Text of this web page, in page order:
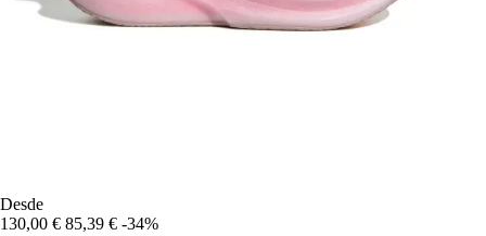
Desde
130,00 € 85,39 € -34%